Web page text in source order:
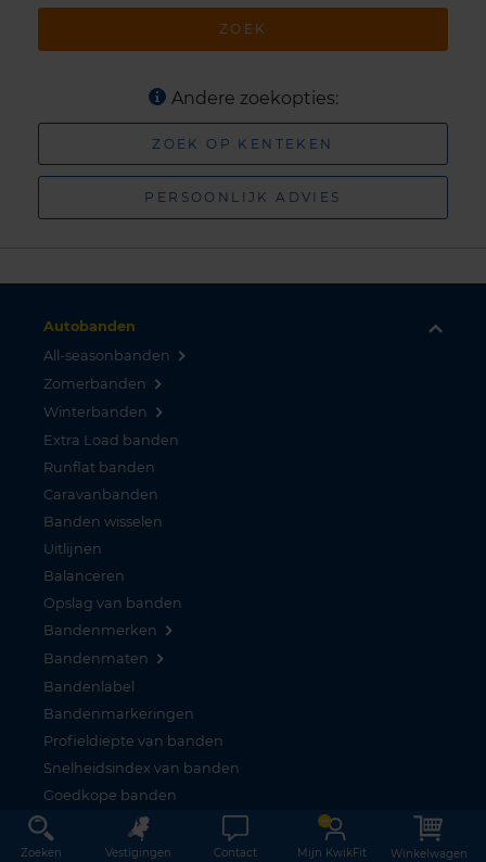
ZOEK
Andere zoekopties:
ZOEK OP KENTEKEN
PERSOONLIJK ADVIES
Autobanden
All-seasonbanden
Zomerbanden
Winterbanden
Extra Load banden
Runflat banden
Caravanbanden
Banden wisselen
Uitlijnen
Balanceren
Opslag van banden
Bandenmerken
Bandenmaten
Bandenlabel
Bandenmarkeringen
Profieldiepte van banden
Snelheidsindex van banden
Goedkope banden
Banden voor elk automerk
Alle bandenservices
Zoeken Vestigingen Contact Mijn KwikFit Winkelwagen